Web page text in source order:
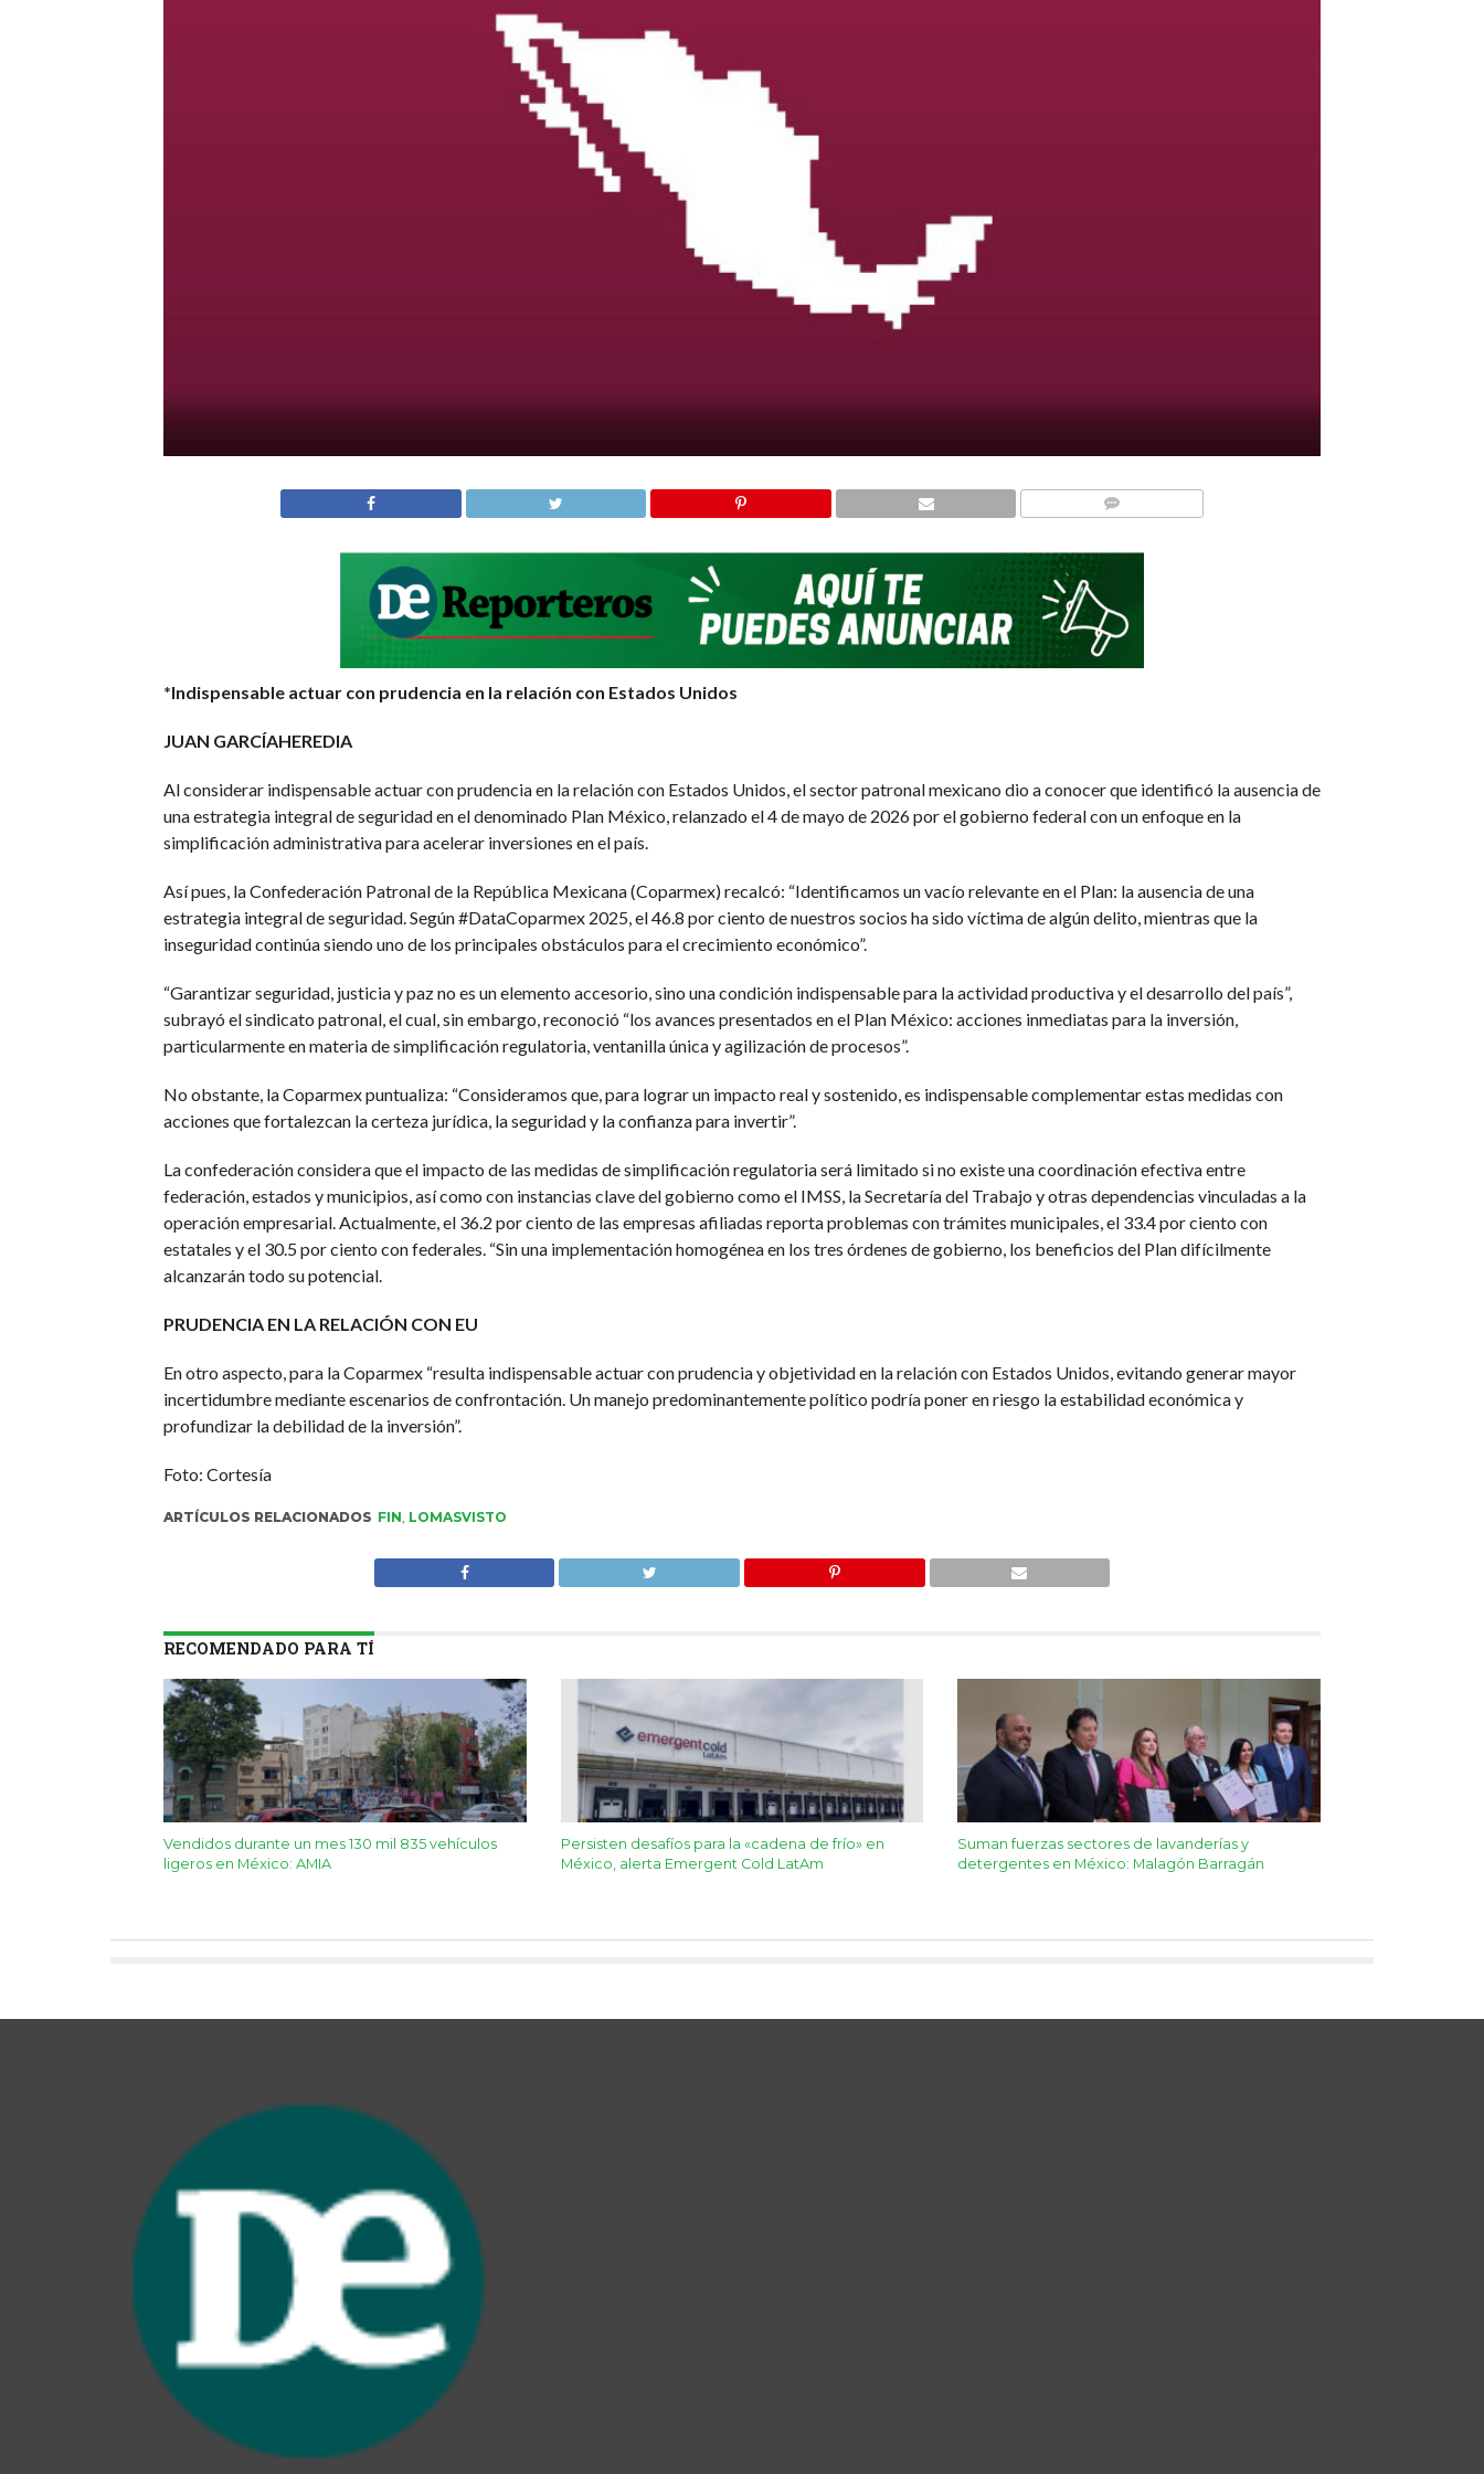
*Indispensable actuar con prudencia en la relación con Estados Unidos
JUAN GARCÍAHEREDIA
Al considerar indispensable actuar con prudencia en la relación con Estados Unidos, el sector patronal mexicano dio a conocer que identificó la ausencia de
una estrategia integral de seguridad en el denominado Plan México, relanzado el 4 de mayo de 2026 por el gobierno federal con un enfoque en la
simplificación administrativa para acelerar inversiones en el país.
Así pues, la Confederación Patronal de la República Mexicana (Coparmex) recalcó: “Identificamos un vacío relevante en el Plan: la ausencia de una
estrategia integral de seguridad. Según #DataCoparmex 2025, el 46.8 por ciento de nuestros socios ha sido víctima de algún delito, mientras que la
inseguridad continúa siendo uno de los principales obstáculos para el crecimiento económico”.
“Garantizar seguridad, justicia y paz no es un elemento accesorio, sino una condición indispensable para la actividad productiva y el desarrollo del país”,
subrayó el sindicato patronal, el cual, sin embargo, reconoció “los avances presentados en el Plan México: acciones inmediatas para la inversión,
particularmente en materia de simplificación regulatoria, ventanilla única y agilización de procesos”.
No obstante, la Coparmex puntualiza: “Consideramos que, para lograr un impacto real y sostenido, es indispensable complementar estas medidas con
acciones que fortalezcan la certeza jurídica, la seguridad y la confianza para invertir”.
La confederación considera que el impacto de las medidas de simplificación regulatoria será limitado si no existe una coordinación efectiva entre
federación, estados y municipios, así como con instancias clave del gobierno como el IMSS, la Secretaría del Trabajo y otras dependencias vinculadas a la
operación empresarial. Actualmente, el 36.2 por ciento de las empresas afiliadas reporta problemas con trámites municipales, el 33.4 por ciento con
estatales y el 30.5 por ciento con federales. “Sin una implementación homogénea en los tres órdenes de gobierno, los beneficios del Plan difícilmente
alcanzarán todo su potencial.
PRUDENCIA EN LA RELACIÓN CON EU
En otro aspecto, para la Coparmex “resulta indispensable actuar con prudencia y objetividad en la relación con Estados Unidos, evitando generar mayor
incertidumbre mediante escenarios de confrontación. Un manejo predominantemente político podría poner en riesgo la estabilidad económica y
profundizar la debilidad de la inversión”.
Foto: Cortesía
ARTÍCULOS RELACIONADOS FIN LOMASVISTO
RECOMENDADO PARA TÍ
Vendidos durante un mes 130 mil 835 vehículos
ligeros en México: AMIA
Persisten desafíos para la «cadena de frío» en
México, alerta Emergent Cold LatAm
Suman fuerzas sectores de lavanderías y
detergentes en México: Malagón Barragán